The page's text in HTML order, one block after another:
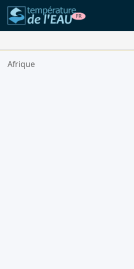
Vos Lieux Favoris:
Afrique